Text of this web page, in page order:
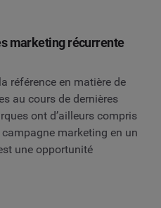
marketing récurrente
référence en matière de
au cours de dernières
ont d’ailleurs compris
marketing en un
une opportunité